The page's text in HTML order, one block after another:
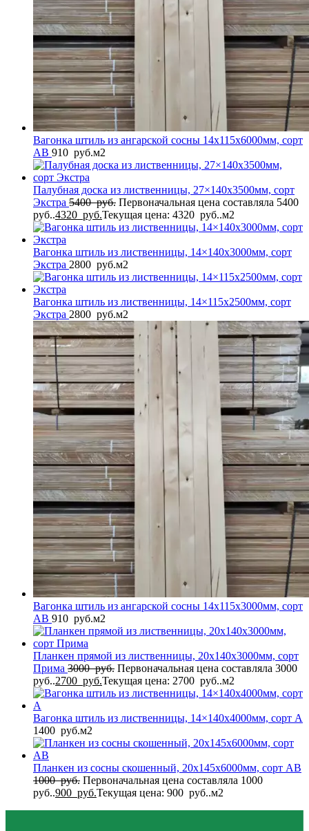
Вагонка штиль из ангарской сосны 14x115x6000мм, сорт
AB 910 руб.м2
Палубная доска из лиственницы, 27×140x3500мм, сорт
Экстра 5400руб. Первоначальная цена составляла 5400
руб..4320 руб.Текущая цена: 4320 руб..м2
Вагонка штиль из лиственницы, 14×140x3000мм, сорт
Экстра 2800 руб.м2
Вагонка штиль из лиственницы, 14×115x2500мм, сорт
Экстра 2800 руб.м2
Вагонка штиль из ангарской сосны 14x115x3000мм, сорт
AB 910 руб.м2
Планкен прямой из лиственницы, 20x140x3000мм, сорт
Прима 3000руб. Первоначальная цена составляла 3000
руб..2700 руб.Текущая цена: 2700 руб..м2
Вагонка штиль из лиственницы, 14×140x4000мм, сорт A
1400 руб.м2
Планкен из сосны скошенный, 20x145x6000мм, сорт AB
1000руб. Первоначальная цена составляла 1000
руб..900 руб.Текущая цена: 900 руб..м2